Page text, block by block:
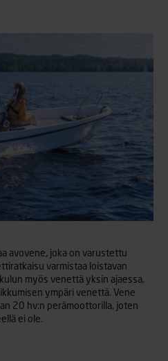
avovene, joka on varustettu
varmistaa loistavan
myös venettä yksin ajaessa,
ympäri venettä. Vene
20 hv:n perämoottorilla, joten
ei ole.